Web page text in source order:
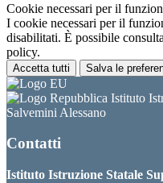
Cookie necessari per il
I cookie necessari per il
disabilitati. È possibile
policy.
Accetta tutti Salva le
Istituto
Salvemini Alessano
Contatti
Istituto Istruzione Statale